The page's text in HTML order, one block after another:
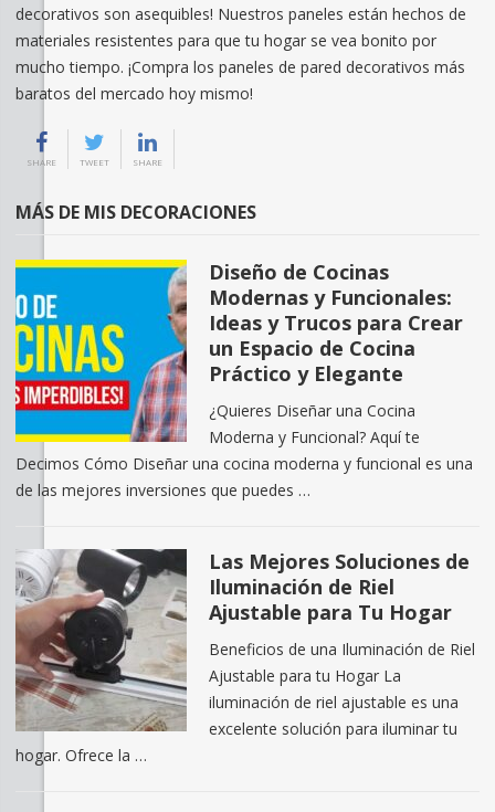
decorativos son asequibles! Nuestros paneles están hechos de
materiales resistentes para que tu hogar se vea bonito por
mucho tiempo. ¡Compra los paneles de pared decorativos más
baratos del mercado hoy mismo!
SHARE TWEET SHARE
MÁS DE MIS DECORACIONES
Diseño de Cocinas
Modernas y Funcionales:
Ideas y Trucos para Crear
un Espacio de Cocina
Práctico y Elegante
¿Quieres Diseñar una Cocina
Moderna y Funcional? Aquí te
Decimos Cómo Diseñar una cocina moderna y funcional es una
de las mejores inversiones que puedes …
Las Mejores Soluciones de
Iluminación de Riel
Ajustable para Tu Hogar
Beneficios de una Iluminación de Riel
Ajustable para tu Hogar La
iluminación de riel ajustable es una
excelente solución para iluminar tu
hogar. Ofrece la …